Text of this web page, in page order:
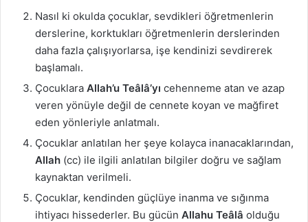
Nasıl ki okulda çocuklar, sevdikleri öğretmenlerin
derslerine, korktukları öğretmenlerin derslerinden
daha fazla çalışıyorlarsa, işe kendinizi sevdirerek
başlamalı.
Çocuklara Allah’u Teâlâ’yı cehenneme atan ve azap
veren yönüyle değil de cennete koyan ve mağfiret
eden yönleriyle anlatmalı.
Çocuklar anlatılan her şeye kolayca inanacaklarından,
Allah (cc) ile ilgili anlatılan bilgiler doğru ve sağlam
kaynaktan verilmeli.
Çocuklar, kendinden güçlüye inanma ve sığınma
ihtiyacı hissederler. Bu gücün Allahu Teâlâ olduğu